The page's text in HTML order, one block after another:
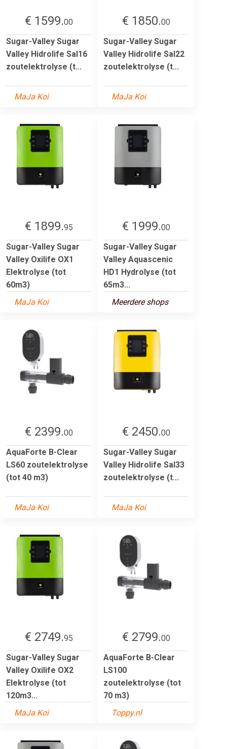
€ 1599.00
Sugar-Valley Sugar
Valley Hidrolife Sal16
zoutelektrolyse (t...
MaJa Koi
€ 1850.00
Sugar-Valley Sugar
Valley Hidrolife Sal22
zoutelektrolyse (t...
MaJa Koi
€ 1899.95
Sugar-Valley Sugar
Valley Oxilife OX1
Elektrolyse (tot
60m3)
MaJa Koi
€ 1999.00
Sugar-Valley Sugar
Valley Aquascenic
HD1 Hydrolyse (tot
65m3...
Meerdere shops
€ 2399.00
AquaForte B-Clear
LS60 zoutelektrolyse
(tot 40 m3)
MaJa Koi
€ 2450.00
Sugar-Valley Sugar
Valley Hidrolife Sal33
zoutelektrolyse (t...
MaJa Koi
€ 2749.95
Sugar-Valley Sugar
Valley Oxilife OX2
Elektrolyse (tot
120m3...
MaJa Koi
€ 2799.00
AquaForte B-Clear
LS100
zoutelektrolyse (tot
70 m3)
Toppy.nl